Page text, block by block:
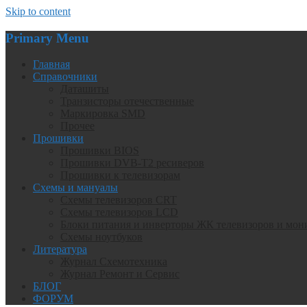
Skip to content
Primary Menu
Главная
Справочники
Прошивки
Схемы и мануалы
Литература
БЛОГ
ФОРУМ